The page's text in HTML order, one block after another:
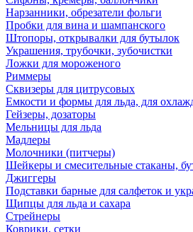
Нарзанники, обрезатели фольги
Пробки для вина и шампанского
Штопоры, открывалки для бутылок
Украшения, трубочки, зубочистки
Ложки для мороженого
Риммеры
Сквизеры для цитрусовых
Емкости и формы для льда, для
Гейзеры, дозаторы
Мельницы для льда
Мадлеры
Молочники (питчеры)
Шейкеры и смесительные стаканы,
Джиггеры
Подставки барные для салфеток и
Щипцы для льда и сахара
Стрейнеры
Коврики, сетки